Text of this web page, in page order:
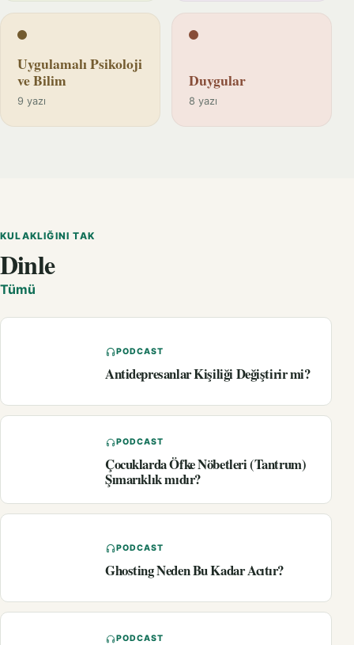
Uygulamalı Psikoloji
ve Bilim
9 yazı
Duygular
8 yazı
KULAKLIĞINI TAK
Dinle
Tümü
PODCAST
Antidepresanlar Kişiliği Değiştirir mi?
PODCAST
Çocuklarda Öfke Nöbetleri (Tantrum)
Şımarıklık mıdır?
PODCAST
Ghosting Neden Bu Kadar Acıtır?
PODCAST